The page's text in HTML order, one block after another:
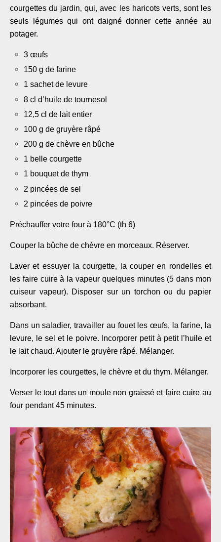
courgettes du jardin, qui, avec les haricots verts, sont les
seuls légumes qui ont daigné donner cette année au
potager.
3 œufs
150 g de farine
1 sachet de levure
8 cl d’huile de tournesol
12,5 cl de lait entier
100 g de gruyère râpé
200 g de chèvre en bûche
1 belle courgette
1 bouquet de thym
2 pincées de sel
2 pincées de poivre
Préchauffer votre four à 180°C (th 6)
Couper la bûche de chèvre en morceaux. Réserver.
Laver et essuyer la courgette, la couper en rondelles et
les faire cuire à la vapeur quelques minutes (5 dans mon
cuiseur vapeur). Disposer sur un torchon ou du papier
absorbant.
Dans un saladier, travailler au fouet les œufs, la farine, la
levure, le sel et le poivre. Incorporer petit à petit l’huile et
le lait chaud. Ajouter le gruyère râpé. Mélanger.
Incorporer les courgettes, le chèvre et du thym. Mélanger.
Verser le tout dans un moule non graissé et faire cuire au
four pendant 45 minutes.